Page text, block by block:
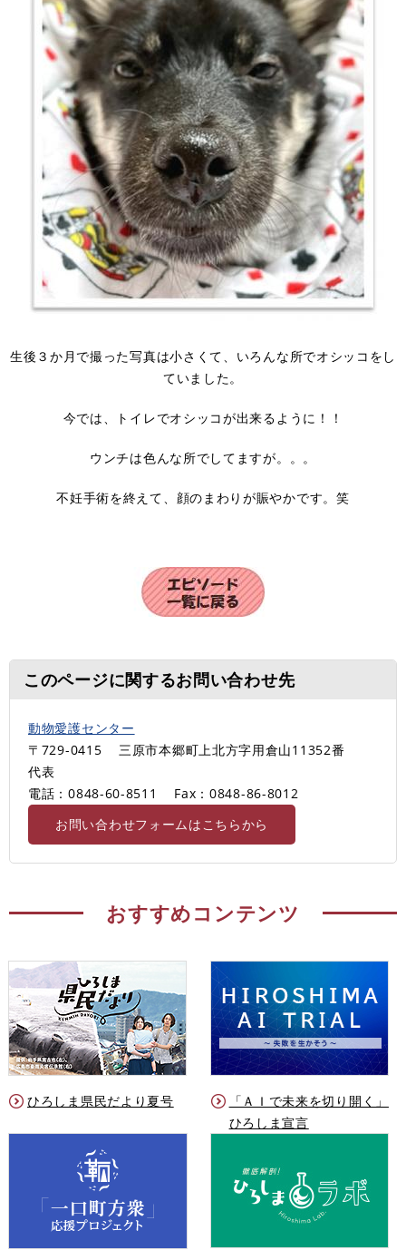
​​生後３か月で撮った写真は小さくて、いろんな所でオシッコをし
ていました。
今では、トイレでオシッコが出来るように！！
ウンチは色んな所でしてますが。。。
不妊手術を終えて、顔のまわりが賑やかです。笑
このページに関するお問い合わせ先
動物愛護センター
〒729-0415
三原市本郷町上北方字用倉山11352番
代表
電話：0848-60-8511
Fax：0848-86-8012
お問い合わせフォームはこちらから
おすすめコンテンツ
ひろしま県民だより夏号
「ＡＩで未来を切り開く」
ひろしま宣言